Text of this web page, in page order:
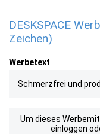
DESKSPACE
Zeichen)
Werbetext
Schmerzfrei und
Um dieses
einloggen